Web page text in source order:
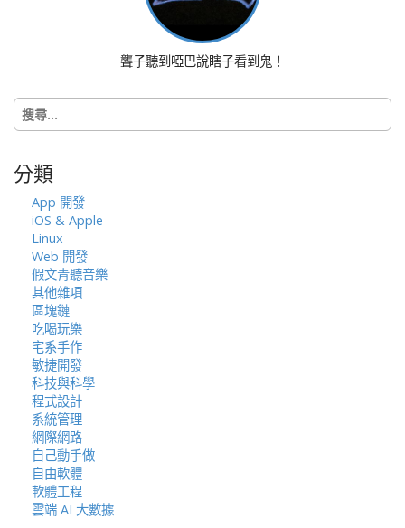
聾子聽到啞巴說瞎子看到鬼！
搜
尋
字:
分類
App 開發
iOS & Apple
Linux
Web 開發
假文青聽音樂
其他雜項
區塊鏈
吃喝玩樂
宅系手作
敏捷開發
科技與科學
程式設計
系統管理
網際網路
自己動手做
自由軟體
軟體工程
雲端 AI 大數據